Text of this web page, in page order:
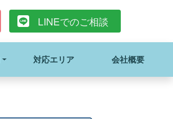
対応エリア 会社概要
LINEでのご相談